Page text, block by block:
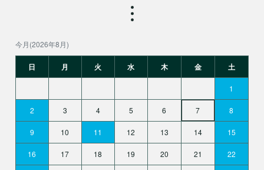
今月(2026年8月)
日 月 火 水 木 金 土
1
2 3 4 5 6 7 8
9 10 11 12 13 14 15
16 17 18 19 20 21 22